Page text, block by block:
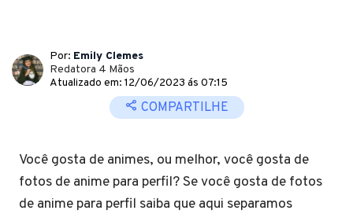
Por: Emily Clemes
Redatora 4 Mãos
Atualizado em: 12/06/2023 ás 07:15
COMPARTILHE
Você gosta de animes, ou melhor, você gosta de
fotos de anime para perfil? Se você gosta de fotos
de anime para perfil saiba que aqui separamos